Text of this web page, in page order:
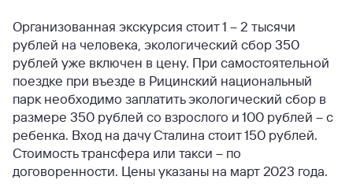
Организованная экскурсия стоит 1 – 2 тысячи
рублей на человека, экологический сбор 350
рублей уже включен в цену. При самостоятельной
поездке при въезде в Рицинский национальный
парк необходимо заплатить экологический сбор в
размере 350 рублей со взрослого и 100 рублей – с
ребенка. Вход на дачу Сталина стоит 150 рублей.
Стоимость трансфера или такси – по
договоренности. Цены указаны на март 2023 года.